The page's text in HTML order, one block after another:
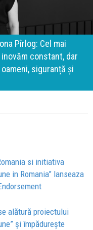
Pîrlog: Cel mai
constant, dar
siguranță și
si initiativa
in Romania” lanseaza
alătură proiectului
și împădurește